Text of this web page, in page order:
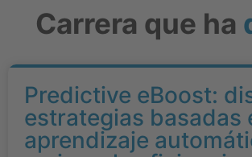
Carrera que ha
Predictive eBoost:
estrategias basadas
aprendizaje